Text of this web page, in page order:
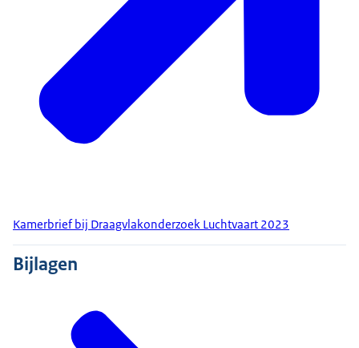
Kamerbrief bij Draagvlakonderzoek Luchtvaart 2023
Bijlagen